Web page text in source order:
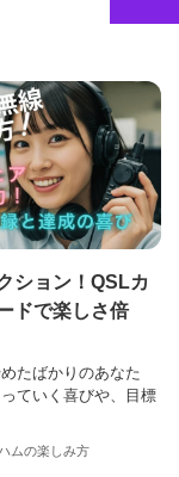
ション！QSLカ
ドで楽しさ倍
たばかりのあなた
ていく喜びや、目標
ムの楽しみ方